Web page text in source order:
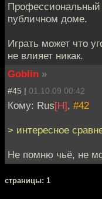
Профессиональный
публичном доме.
Играть может что
не влияет никак.
Goblin »
#45 | 01.10.09 00:42
Кому: Rus[H], #42
> интересное
Не помню чьё, не
cтраницы: 1